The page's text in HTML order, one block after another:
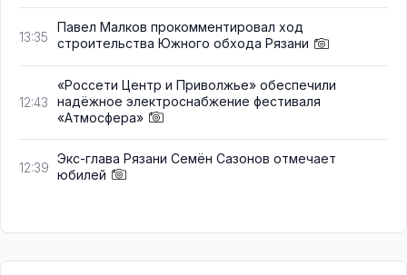
13:35
Павел Малков прокомментировал ход
строительства Южного обхода Рязани
12:43
«Россети Центр и Приволжье» обеспечили
надёжное электроснабжение фестиваля
«Атмосфера»
12:39
Экс-глава Рязани Семён Сазонов отмечает
юбилей